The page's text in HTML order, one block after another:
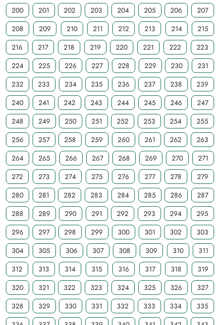
200
201 202 203 204 205 206
207
208
209 210 211 212 213 214
215
216
217 218 219 220 221 222
223
224
225 226 227 228 229 230
231
232
233 234 235 236 237 238
239
240
241 242 243 244 245 246
247
248
249 250 251 252 253 254
255
256
257 258 259 260 261 262
263
264
265 266 267 268 269 270
271
272
273 274 275 276 277 278
279
280
281 282 283 284 285 286
287
288
289 290 291 292 293 294
295
296
297 298 299 300 301 302
303
304
305 306 307 308 309 310
311
312
313 314 315 316 317 318
319
320
321 322 323 324 325 326
327
328
329 330 331 332 333 334
335